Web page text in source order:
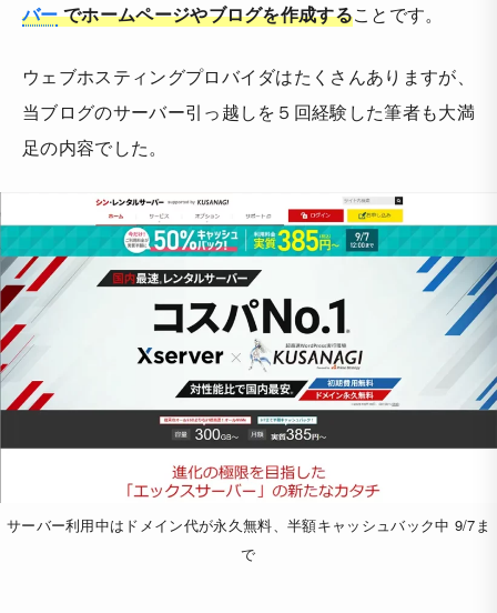
バーでホームページやブログを作成することです。
ウェブホスティングプロバイダはたくさんありますが、
当ブログのサーバー引っ越しを５回経験した筆者も大満
足の内容でした。
サーバー利用中はドメイン代が永久無料、半額キャッシュバック中 9/7ま
で